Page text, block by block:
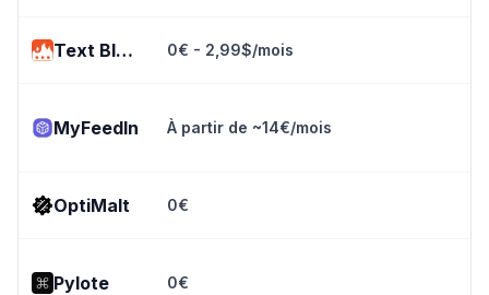
Text Blaze 0€ - 2,99$/mois
MyFeedIn À partir de ~14€/mois
OptiMalt 0€
Pylote 0€